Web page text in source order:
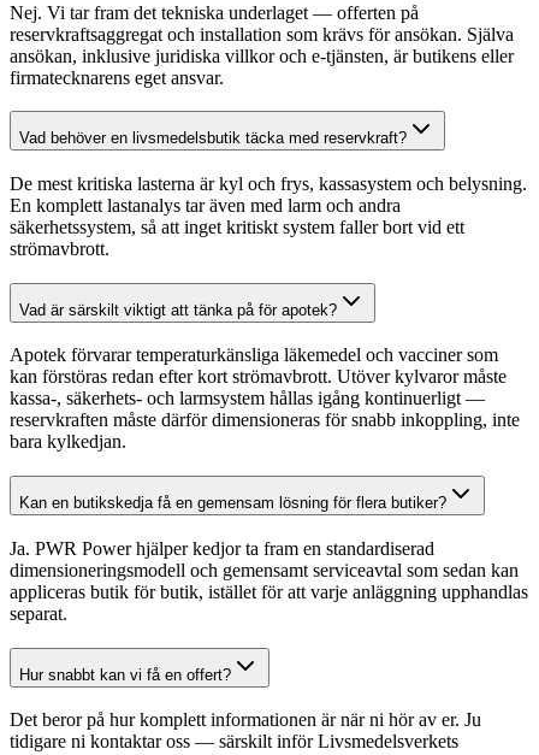
Nej. Vi tar fram det tekniska underlaget — offerten på
reservkraftsaggregat och installation som krävs för ansökan. Själva
ansökan, inklusive juridiska villkor och e-tjänsten, är butikens eller
firmatecknarens eget ansvar.
Vad behöver en livsmedelsbutik täcka med reservkraft?
De mest kritiska lasterna är kyl och frys, kassasystem och belysning.
En komplett lastanalys tar även med larm och andra
säkerhetssystem, så att inget kritiskt system faller bort vid ett
strömavbrott.
Vad är särskilt viktigt att tänka på för apotek?
Apotek förvarar temperaturkänsliga läkemedel och vacciner som
kan förstöras redan efter kort strömavbrott. Utöver kylvaror måste
kassa-, säkerhets- och larmsystem hållas igång kontinuerligt —
reservkraften måste därför dimensioneras för snabb inkoppling, inte
bara kylkedjan.
Kan en butikskedja få en gemensam lösning för flera butiker?
Ja. PWR Power hjälper kedjor ta fram en standardiserad
dimensioneringsmodell och gemensamt serviceavtal som sedan kan
appliceras butik för butik, istället för att varje anläggning upphandlas
separat.
Hur snabbt kan vi få en offert?
Det beror på hur komplett informationen är när ni hör av er. Ju
tidigare ni kontaktar oss — särskilt inför Livsmedelsverkets